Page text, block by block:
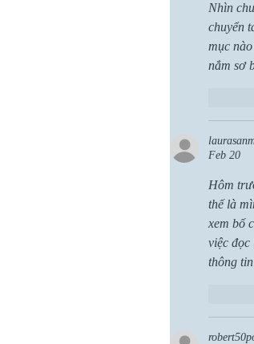
Nhìn
chuyển
mục
nắm sơ
Feb 20
Hôm
thế là
xem bố
việc đọc
thông